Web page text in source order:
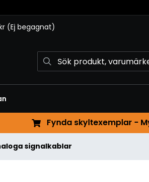
(Ej begagnat)
Fynda skyltexemplar -
signalkablar